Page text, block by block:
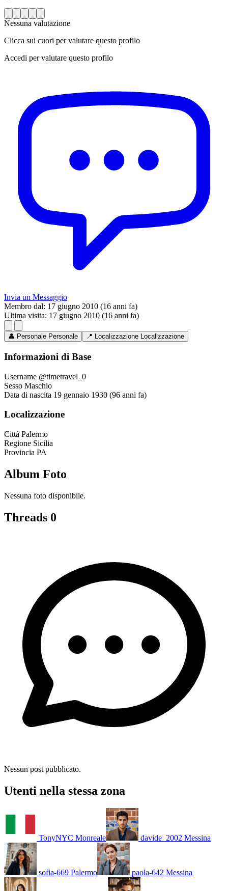
Nessuna valutazione
Clicca sui cuori per valutare questo profilo
Accedi per valutare questo profilo
Invia un Messaggio
Membro dal: 17 giugno 2010 (16 anni fa)
Ultima visita: 17 giugno 2010 (16 anni fa)
👤 Personale Personale 📍 Localizzazione Localizzazione
Informazioni di Base
Username @timetravel_0
Sesso Maschio
Data di nascita 19 gennaio 1930 (96 anni fa)
Localizzazione
Città Palermo
Regione Sicilia
Provincia PA
Album Foto
Nessuna foto disponibile.
Threads 0
Nessun post pubblicato.
Utenti nella stessa zona
TonyNYC Monreale davide_2002 Messina
sofia-669 Palermo paola-642 Messina